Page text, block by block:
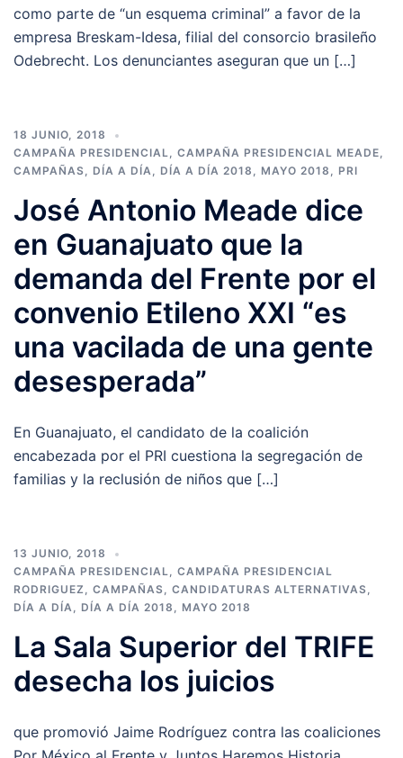
como parte de “un esquema criminal” a favor de la
empresa Breskam-Idesa, filial del consorcio brasileño
Odebrecht. Los denunciantes aseguran que un […]
18 JUNIO, 2018
CAMPAÑA PRESIDENCIAL, CAMPAÑA PRESIDENCIAL MEADE,
CAMPAÑAS, DÍA A DÍA, DÍA A DÍA 2018 , MAYO 2018 , PRI
José Antonio Meade dice
en Guanajuato que la
demanda del Frente por el
convenio Etileno XXI “es
una vacilada de una gente
desesperada”
En Guanajuato, el candidato de la coalición
encabezada por el PRI cuestiona la segregación de
familias y la reclusión de niños que […]
13 JUNIO, 2018
CAMPAÑA PRESIDENCIAL, CAMPAÑA PRESIDENCIAL
RODRIGUEZ , CAMPAÑAS, CANDIDATURAS ALTERNATIVAS,
DÍA A DÍA, DÍA A DÍA 2018 , MAYO 2018
La Sala Superior del TRIFE
desecha los juicios
que promovió Jaime Rodríguez contra las coaliciones